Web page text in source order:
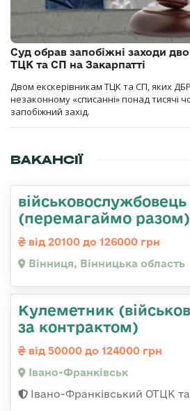
Суд обрав запобіжні заходи
ТЦК та СП на Закарпатті
Двом екскерівникам ТЦК та СП, яких
незаконному «списанні» понад тисячі
запобіжний захід.
ВАКАНСІЇ
військовослужбовець
(перемагаймо разом)
від 20100 до 126000 грн
Вінниця, Вінницька область
Кулеметник
за контрактом)
від 50000 до 124000 грн
Івано-Франківськ
Івано-Франківський ОТЦК